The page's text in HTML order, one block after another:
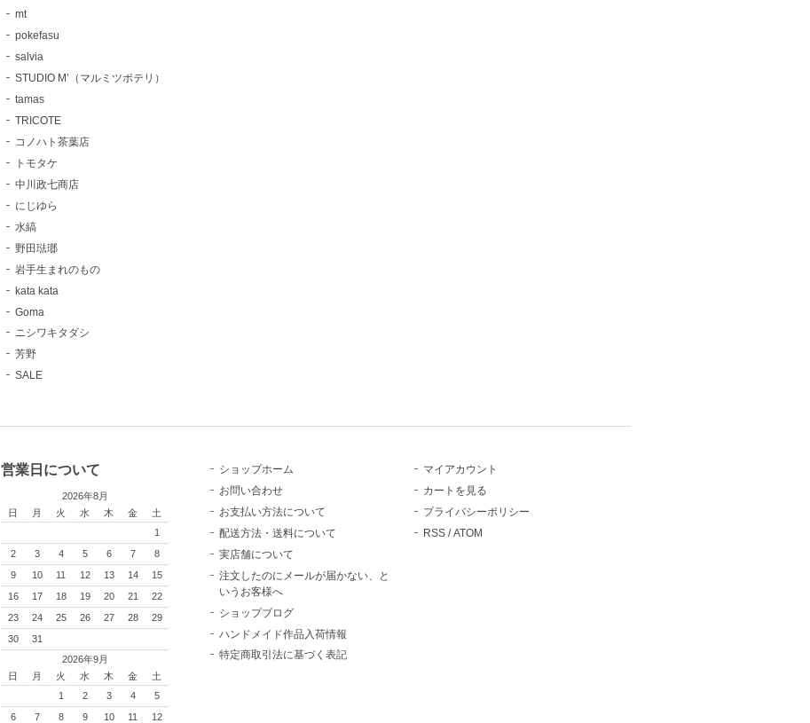
mt
pokefasu
salvia
STUDIO M’（マルミツポテリ）
tamas
TRICOTE
コノハト茶葉店
トモタケ
中川政七商店
にじゆら
水縞
野田琺瑯
岩手生まれのもの
kata kata
Goma
ニシワキタダシ
芳野
SALE
営業日について
2026年8月
日
月 火 水 木 金
土
1
2
3 4 5 6 7
8
9
10 11 12 13 14
15
16
17 18 19 20 21
22
23
24 25 26 27 28
29
30
31
2026年9月
日
月 火 水 木 金
土
1
2 3 4
5
6
7 8 9 10 11 12
ショップホーム
お問い合わせ
お支払い方法について
配送方法・送料について
実店舗について
注文したのにメールが届かない、と
いうお客様へ
ショップブログ
ハンドメイド作品入荷情報
特定商取引法に基づく表記
マイアカウント
カートを見る
プライバシーポリシー
RSS /ATOM